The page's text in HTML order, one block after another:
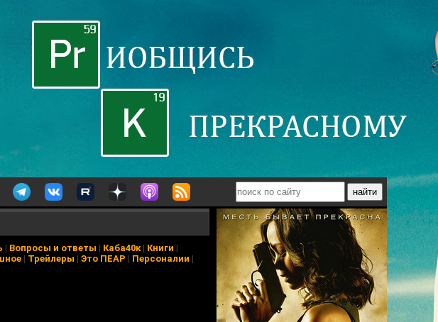
| Вопросы и ответы | Каба40к| Книги |
| Трейлеры | Это ПЕАР | Персоналии |